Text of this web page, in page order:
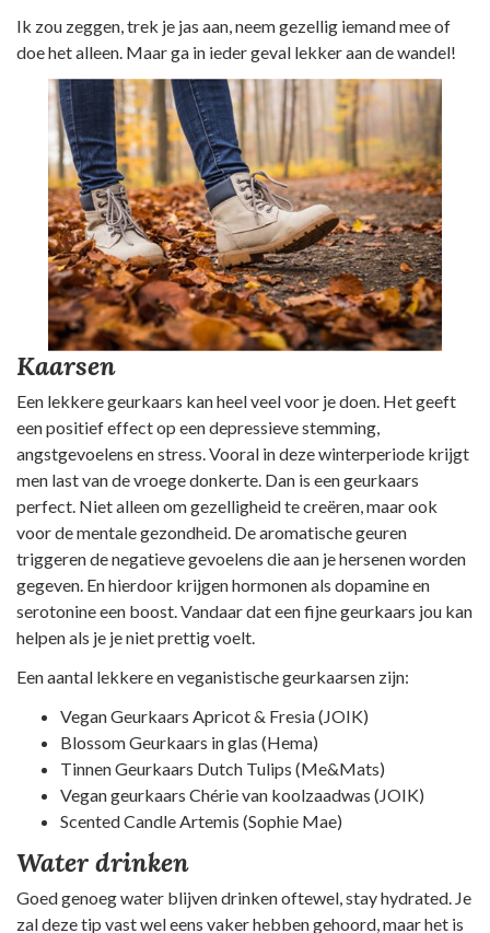
Ik zou zeggen, trek je jas aan, neem gezellig iemand mee of
doe het alleen. Maar ga in ieder geval lekker aan de wandel!
Kaarsen
Een lekkere geurkaars kan heel veel voor je doen. Het geeft
een positief effect op een depressieve stemming,
angstgevoelens en stress. Vooral in deze winterperiode krijgt
men last van de vroege donkerte. Dan is een geurkaars
perfect. Niet alleen om gezelligheid te creëren, maar ook
voor de mentale gezondheid. De aromatische geuren
triggeren de negatieve gevoelens die aan je hersenen worden
gegeven. En hierdoor krijgen hormonen als dopamine en
serotonine een boost. Vandaar dat een fijne geurkaars jou kan
helpen als je je niet prettig voelt.
Een aantal lekkere en veganistische geurkaarsen zijn:
Vegan Geurkaars Apricot & Fresia (JOIK)
Blossom Geurkaars in glas (Hema)
Tinnen Geurkaars Dutch Tulips (Me&Mats)
Vegan geurkaars Chérie van koolzaadwas (JOIK)
Scented Candle Artemis (Sophie Mae)
Water drinken
Goed genoeg water blijven drinken oftewel, stay hydrated. Je
zal deze tip vast wel eens vaker hebben gehoord, maar het is